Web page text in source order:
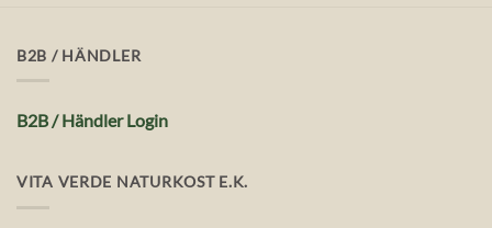
B2B / HÄNDLER
B2B / Händler Login
VITA VERDE NATURKOST E.K.